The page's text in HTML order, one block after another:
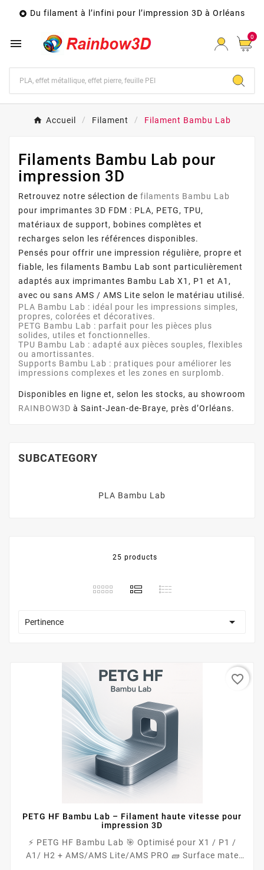
 Du filament à l’infini pour l’impression 3D à Orléans
 0
Accueil Filament Filament Bambu Lab
Filaments Bambu Lab pour
impression 3D
Retrouvez notre sélection de filaments Bambu Lab
pour imprimantes 3D FDM : PLA, PETG, TPU,
matériaux de support, bobines complètes et
recharges selon les références disponibles.
Pensés pour offrir une impression régulière, propre et
fiable, les filaments Bambu Lab sont particulièrement
adaptés aux imprimantes Bambu Lab X1, P1 et A1,
avec ou sans AMS / AMS Lite selon le matériau utilisé.
PLA Bambu Lab : idéal pour les impressions simples,
propres, colorées et décoratives.
PETG Bambu Lab : parfait pour les pièces plus
solides, utiles et fonctionnelles.
TPU Bambu Lab : adapté aux pièces souples, flexibles
ou amortissantes.
Supports Bambu Lab : pratiques pour améliorer les
impressions complexes et les zones en surplomb.
Disponibles en ligne et, selon les stocks, au showroom
RAINBOW3D à Saint-Jean-de-Braye, près d’Orléans.
SUBCATEGORY
PLA Bambu Lab
25 products
Pertinence 
PETG HF Bambu Lab – Filament haute vitesse pour
impression 3D
⚡ PETG HF Bambu Lab 🎯 Optimisé pour X1 / P1 /
A1/ H2 + AMS/AMS Lite/AMS PRO 🧱 Surface mate
favorite_border